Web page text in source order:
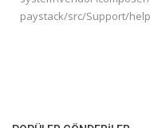
paystack/src/Support/